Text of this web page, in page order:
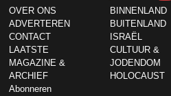
OVER ONS
ADVERTEREN
CONTACT
LAATSTE
MAGAZINE &
ARCHIEF
Abonneren
BINNENLAND
BUITENLAND
ISRAËL
CULTUUR &
JODENDOM
HOLOCAUST